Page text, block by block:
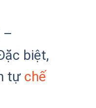
–
biệt,
tự chế